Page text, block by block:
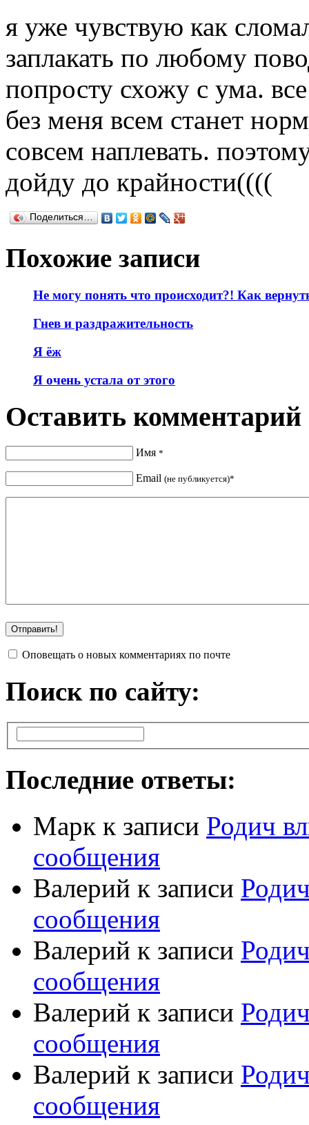
я уже чувствую как
заплакать по любому
попросту схожу с ума.
без меня всем станет
совсем наплевать.
дойду до крайности((((
Поделиться…
Похожие записи
Не могу понять что происходит?! Как
Гнев и раздражительность
Я ёж
Я очень устала от этого
Оставить комментарий
Имя *
Email (не публикуется)*
Оповещать о новых комментариях по почте
Поиск по сайту:
Последние ответы:
Марк к записи Родич
сообщения
Валерий к записи
сообщения
Валерий к записи
сообщения
Валерий к записи
сообщения
Валерий к записи
сообщения